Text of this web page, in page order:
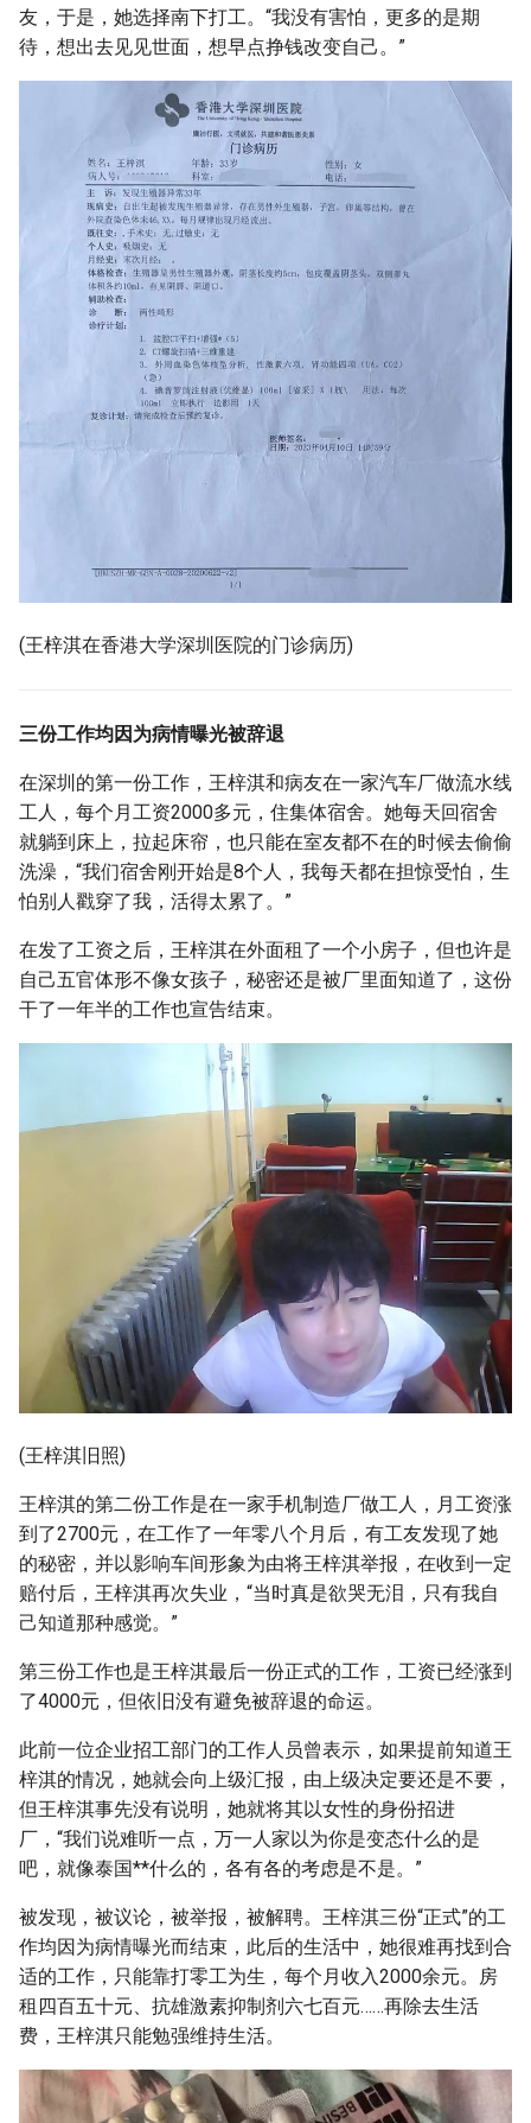
友，于是，她选择南下打工。“我没有害怕，更多的是期
待，想出去见见世面，想早点挣钱改变自己。”
(王梓淇在香港大学深圳医院的门诊病历)
三份工作均因为病情曝光被辞退
在深圳的第一份工作，王梓淇和病友在一家汽车厂做流水线
工人，每个月工资2000多元，住集体宿舍。她每天回宿舍
就躺到床上，拉起床帘，也只能在室友都不在的时候去偷偷
洗澡，“我们宿舍刚开始是8个人，我每天都在担惊受怕，生
怕别人戳穿了我，活得太累了。”
在发了工资之后，王梓淇在外面租了一个小房子，但也许是
自己五官体形不像女孩子，秘密还是被厂里面知道了，这份
干了一年半的工作也宣告结束。
(王梓淇旧照)
王梓淇的第二份工作是在一家手机制造厂做工人，月工资涨
到了2700元，在工作了一年零八个月后，有工友发现了她
的秘密，并以影响车间形象为由将王梓淇举报，在收到一定
赔付后，王梓淇再次失业，“当时真是欲哭无泪，只有我自
己知道那种感觉。”
第三份工作也是王梓淇最后一份正式的工作，工资已经涨到
了4000元，但依旧没有避免被辞退的命运。
此前一位企业招工部门的工作人员曾表示，如果提前知道王
梓淇的情况，她就会向上级汇报，由上级决定要还是不要，
但王梓淇事先没有说明，她就将其以女性的身份招进
厂，“我们说难听一点，万一人家以为你是变态什么的是
吧，就像泰国**什么的，各有各的考虑是不是。”
被发现，被议论，被举报，被解聘。王梓淇三份“正式”的工
作均因为病情曝光而结束，此后的生活中，她很难再找到合
适的工作，只能靠打零工为生，每个月收入2000余元。房
租四百五十元、抗雄激素抑制剂六七百元……再除去生活
费，王梓淇只能勉强维持生活。